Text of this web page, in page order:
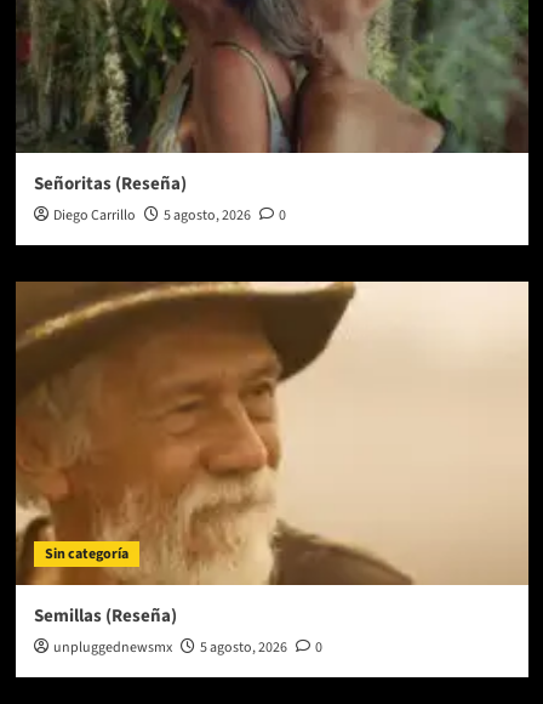
Señoritas (Reseña)
Diego Carrillo 5 agosto, 2026 0
Sin categoría
Semillas (Reseña)
unpluggednewsmx 5 agosto, 2026 0